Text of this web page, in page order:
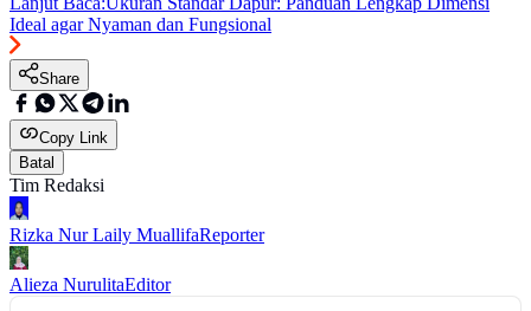
Ideal agar Nyaman dan Fungsional
Share
Copy Link
Batal
Tim Redaksi
Rizka Nur Laily MuallifaReporter
Alieza NurulitaEditor